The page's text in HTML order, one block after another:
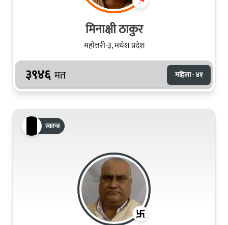
मिनाक्षी ठाकुर
महोत्तरी-३, मधेश प्रदेश
३९४६ मत महिला · ४१
स्वतन्त्र